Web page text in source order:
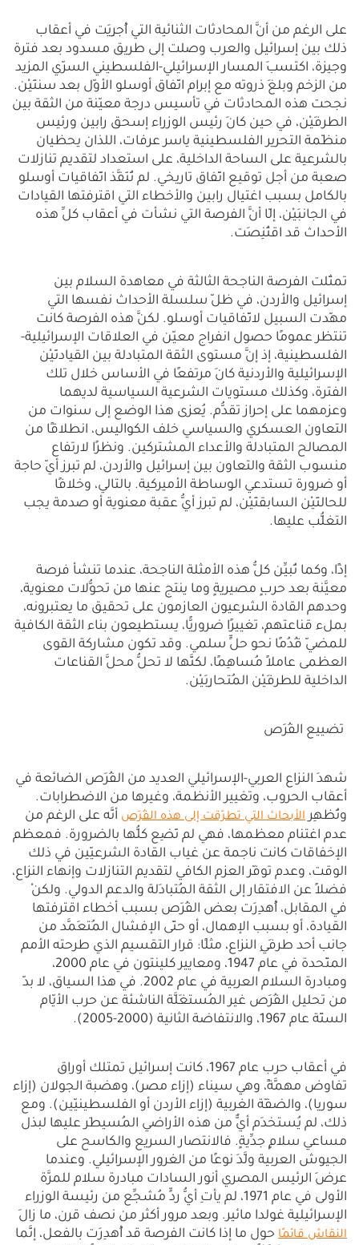
على الرغم من أنَّ المحادثات الثنائية التي أُجرِيَت في أعقاب
ذلك بين إسرائيل والعرب وصلت إلى طريق مسدود بعد فترة
وجيزة، اكتسبَ المسار الإسرائيلي-الفلسطيني السرّي المزيد
من الزخم وبلغَ ذروته مع إبرام اتّفاق أوسلو الأوّل بعد سنتَيْن.
نجحت هذه المحادثات في تأسيس درجة معيّنة من الثقة بين
الطرفَيْن، في حين كانَ رئيس الوزراء إسحق رابين ورئيس
منظّمة التحرير الفلسطينية ياسر عرفات، اللذان يحظيان
بالشرعية على الساحة الداخلية، على استعداد لتقديم تنازلات
صعبة من أجل توقيع اتّفاق تاريخي. لم تُنَفَّذ اتّفاقيات أوسلو
بالكامل بسبب اغتيال رابين والأخطاء التي اقترفتها القيادات
في الجانبَيْن، إلّا أنَّ الفرصة التي نشأت في أعقاب كلِّ هذه
الأحداث قد اقتُنِصَت.
تمثّلت الفرصة الناجحة الثالثة في معاهدة السلام بين
إسرائيل والأردن، في ظلّ سلسلة الأحداث نفسها التي
مهّدت السبيل لاتّفاقيات أوسلو. لكنَّ هذه الفرصة كانت
تنتظر عمومًا حصول انفراج معيّن في العلاقات الإسرائيلية-
الفلسطينية، إذ إنَّ مستوى الثقة المتبادلة بين القيادتَيْن
الإسرائيلية والأردنية كانَ مرتفعًا في الأساس خلال تلك
الفترة، وكذلك مستويات الشرعية السياسية لديهما
وعزمهما على إحراز تقدُّم. يُعزى هذا الوضع إلى سنوات من
التعاون العسكري والسياسي خلف الكواليس، انطلاقًا من
المصالح المتبادلة والأعداء المشتركين. ونظرًا لارتفاع
منسوب الثقة والتعاون بين إسرائيل والأردن، لم تبرز أيّ حاجة
أو ضرورة تستدعي الوساطة الأميركية. بالتالي، وخلافًا
للحالتَيْن السابقتَيْن، لم تبرز أيُّ عقبة معنوية أو صدمة يجب
التغلُّب عليها.
إذًا، وكما تُبيِّن كلُّ هذه الأمثلة الناجحة، عندما تنشأ فرصة
معيَّنة بعد حربٍ مصيريةٍ وما ينتج عنها من تحوُّلات معنوية،
وحدهم القادة الشرعيون العازمون على تحقيق ما يعتبرونه،
بملء قناعتهم، تغييرًا ضروريًّا، يستطيعون بناء الثقة الكافية
للمضيّ قُدُمًا نحو حلٍّ سلمي. وقد تكون مشاركة القوى
العظمى عاملاً مُساهِمًا، لكنَّها لا تحلُّ محلَّ القناعات
الداخلية للطرفَيْن المُتحارِبَيْن.
تضييع الفُرَص
شهدَ النزاع العربي-الإسرائيلي العديد من الفُرَص الضائعة في
أعقاب الحروب، وتغيير الأنظمة، وغيرها من الاضطرابات.
وتُظهِر الأبحاث التي تطرّقت إلى هذه الفُرَص أنَّه على الرغم من
عدم اغتنام معظمها، فهي لم تَضِع كلُّها بالضرورة. فمعظم
الإخفاقات كانت ناجمة عن غياب القادة الشرعيّين في ذلك
الوقت، وعدم توفّر العزم الكافي لتقديم التنازلات وإنهاء النزاع،
فضلاً عن الافتقار إلى الثقة المُتبادَلة والدعم الدولي. ولكنْ
في المقابل، أُهدِرَت بعض الفُرَص بسبب أخطاء اقترفتها
القيادة، أو بسبب الإهمال، أو حتّى الإفشال المُتعَمَّد من
جانب أحد طرفَيِ النزاع، مثلًا: قرار التقسيم الذي طرحته الأمم
المتّحدة في عام 1947، ومعايير كلينتون في عام 2000،
ومبادرة السلام العربية في عام 2002. في هذا السياق، لا بدّ
من تحليل الفُرَص غير المُستغَلَّة الناشئة عن حرب الأيّام
الستّة عام 1967، والانتفاضة الثانية (2000-2005).
في أعقاب حرب عام 1967، كانت إسرائيل تمتلك أوراق
تفاوض مهمَّةً، وهي سيناء (إزاء مصر)، وهضبة الجولان (إزاء
سوريا)، والضفّة الغربية (إزاء الأردن أو الفلسطينيّين). ومع
ذلك، لم يُستخدَم أيٌّ من هذه الأراضي المُسيطَر عليها لبذل
مساعي سلامٍ جدِّيةٍ. فالانتصار السريع والكاسح على
الجيوش العربية ولَّدَ نوعًا من الغرور الإسرائيلي. وعندما
عرضَ الرئيس المصري أنور السادات مبادرة سلام للمرَّة
الأولى في عام 1971، لم يأتِ أيُّ ردٍّ مُشجِّع من رئيسة الوزراء
الإسرائيلية غولدا مائير. وبعد مرور أكثر من نصف قرن، ما زالَ
النقاش قائمًا حول ما إذا كانت الفرصة قد أُهدِرَت بالفعل، إنَّما